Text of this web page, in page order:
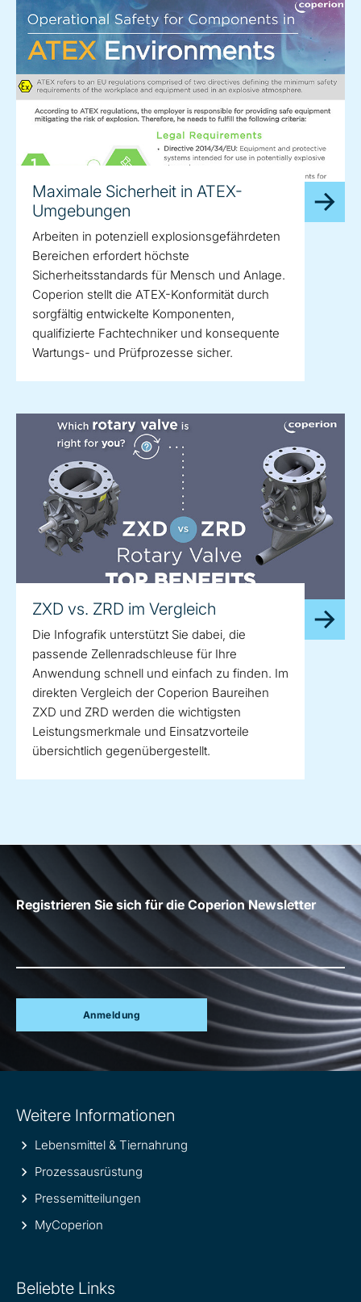
Maximale Sicherheit in ATEX-
Umgebungen
Arbeiten in potenziell explosionsgefährdeten
Bereichen erfordert höchste
Sicherheitsstandards für Mensch und Anlage.
Coperion stellt die ATEX-Konformität durch
sorgfältig entwickelte Komponenten,
qualifizierte Fachtechniker und konsequente
Wartungs- und Prüfprozesse sicher.
ZXD vs. ZRD im Vergleich
Die Infografik unterstützt Sie dabei, die
passende Zellenradschleuse für Ihre
Anwendung schnell und einfach zu finden. Im
direkten Vergleich der Coperion Baureihen
ZXD und ZRD werden die wichtigsten
Leistungsmerkmale und Einsatzvorteile
übersichtlich gegenübergestellt.
Registrieren Sie sich für die Coperion Newsletter
Anmeldung
information
Weitere Informationen
Lebensmittel & Tiernahrung
Prozessausrüstung
Pressemitteilungen
MyCoperion
Beliebte Links